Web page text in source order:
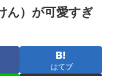
ん）が可愛すぎ
はてブ